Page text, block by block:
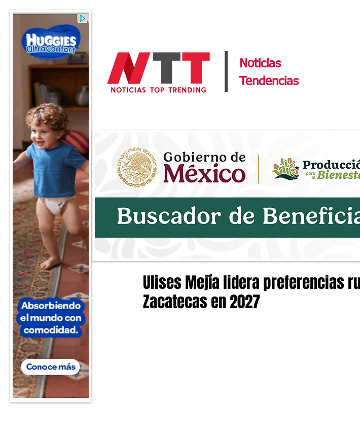
Noticias
Tendencias
Ulises Mejía lidera preferencias
Zacatecas en 2027